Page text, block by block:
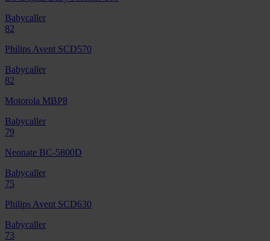
Babycaller
82
Philips Avent SCD570
Babycaller
82
Motorola MBP8
Babycaller
79
Neonate BC-5800D
Babycaller
75
Philips Avent SCD630
Babycaller
73